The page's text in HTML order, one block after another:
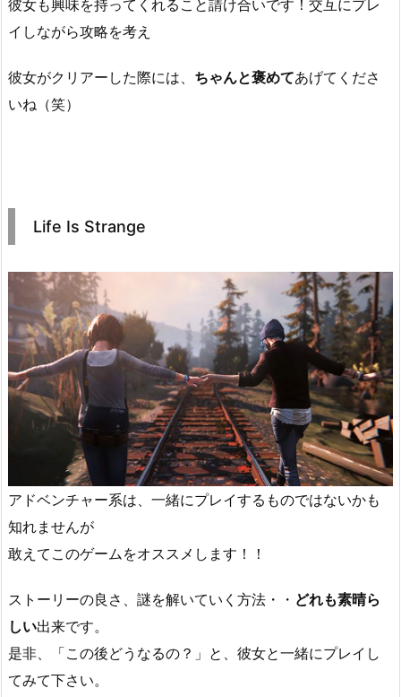
彼女も興味を持ってくれること請け合いです！交互にプレ
イしながら攻略を考え
彼女がクリアーした際には、 ちゃんと褒めてあげてくださ
いね（笑）
Life Is Strange
アドベンチャー系は、一緒にプレイするものではないかも
知れませんが
敢えてこのゲームをオススメします！！
ストーリーの良さ、謎を解いていく方法・・ どれも素晴ら
しい出来です。
是非、「この後どうなるの？」と、彼女と一緒にプレイし
てみて下さい。